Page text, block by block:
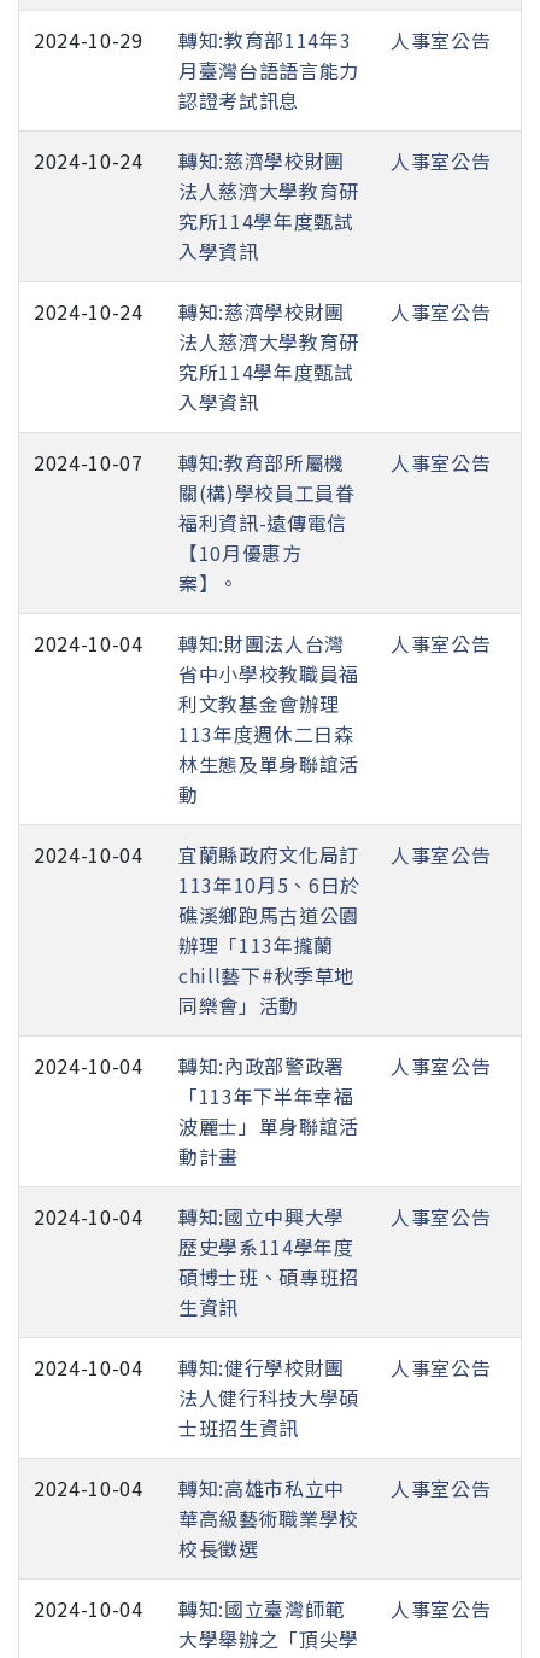
2024-10-29
轉知:教育部114年3
月臺灣台語語言能力
認證考試訊息
人事室公告
2024-10-24
轉知:慈濟學校財團
法人慈濟大學教育研
究所114學年度甄試
入學資訊
人事室公告
2024-10-24
轉知:慈濟學校財團
法人慈濟大學教育研
究所114學年度甄試
入學資訊
人事室公告
2024-10-07
轉知:教育部所屬機
關(構)學校員工員眷
福利資訊-遠傳電信
【10月優惠方
案】。
人事室公告
2024-10-04
轉知:財團法人台灣
省中小學校教職員福
利文教基金會辦理
113年度週休二日森
林生態及單身聯誼活
動
人事室公告
2024-10-04
宜蘭縣政府文化局訂
113年10月5、6日於
礁溪鄉跑馬古道公園
辦理「113年攏蘭
chill藝下#秋季草地
同樂會」活動
人事室公告
2024-10-04
轉知:內政部警政署
「113年下半年幸福
波麗士」單身聯誼活
動計畫
人事室公告
2024-10-04
轉知:國立中興大學
歷史學系114學年度
碩博士班、碩專班招
生資訊
人事室公告
2024-10-04
轉知:健行學校財團
法人健行科技大學碩
士班招生資訊
人事室公告
2024-10-04
轉知:高雄市私立中
華高級藝術職業學校
校長徵選
人事室公告
2024-10-04
轉知:國立臺灣師範
大學舉辦之「頂尖學
人事室公告